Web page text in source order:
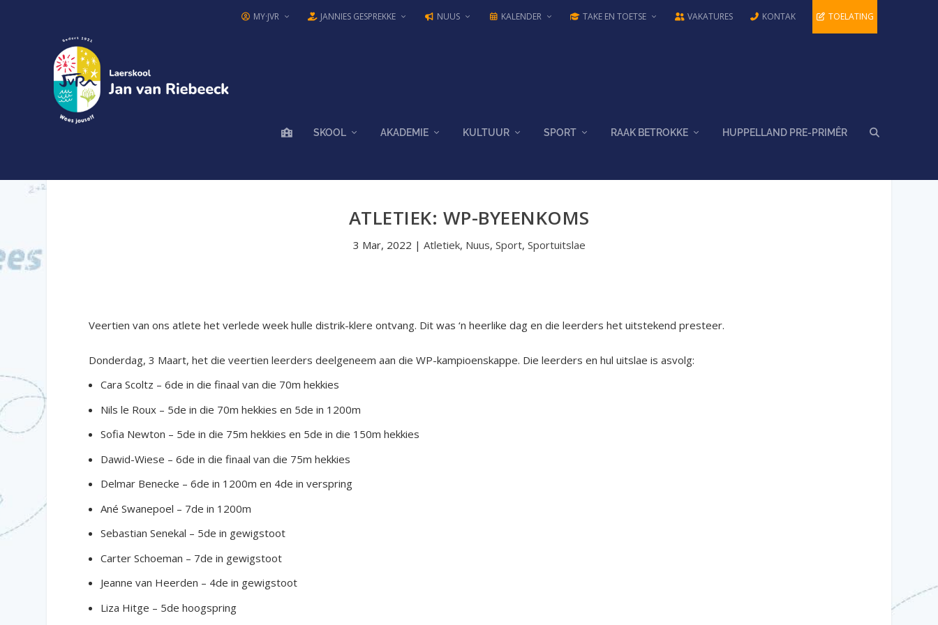
MY·JVR JANNIES GESPREKKE NUUS KALENDER TAKE EN TOETSE VAKATURES KONTAK TOELATING
SKOOL AKADEMIE KULTUUR SPORT RAAK BETROKKE HUPPELLAND PRE-PRIMÊR
ATLETIEK: WP-BYEENKOMS
3 Mar, 2022 | Atletiek, Nuus, Sport, Sportuitslae
Veertien van ons atlete het verlede week hulle distrik-klere ontvang. Dit was ‘n heerlike dag en die leerders het uitstekend presteer.
Donderdag, 3 Maart, het die veertien leerders deelgeneem aan die WP-kampioenskappe. Die leerders en hul uitslae is asvolg:
Cara Scoltz – 6de in die finaal van die 70m hekkies
Nils le Roux – 5de in die 70m hekkies en 5de in 1200m
Sofia Newton – 5de in die 75m hekkies en 5de in die 150m hekkies
Dawid-Wiese – 6de in die finaal van die 75m hekkies
Delmar Benecke – 6de in 1200m en 4de in verspring
Ané Swanepoel – 7de in 1200m
Sebastian Senekal – 5de in gewigstoot
Carter Schoeman – 7de in gewigstoot
Jeanne van Heerden – 4de in gewigstoot
Liza Hitge – 5de hoogspring